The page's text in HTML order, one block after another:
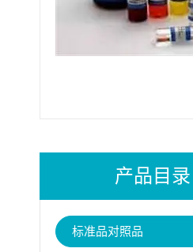
产品目录
标准品对照品